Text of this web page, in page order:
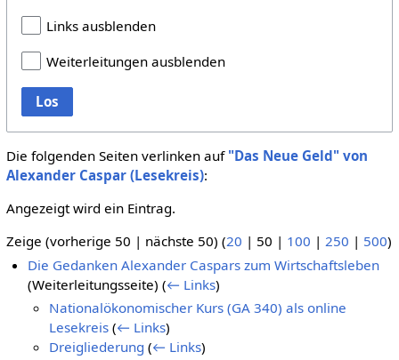
Links ausblenden
Weiterleitungen ausblenden
Los
Die folgenden Seiten verlinken auf "Das Neue Geld" von
Alexander Caspar (Lesekreis):
Angezeigt wird ein Eintrag.
Zeige (vorherige 50 | nächste 50) (20 | 50 | 100 | 250 | 500)
Die Gedanken Alexander Caspars zum Wirtschaftsleben
(Weiterleitungsseite)(← Links)
Nationalökonomischer Kurs (GA 340) als online
Lesekreis (← Links)
Dreigliederung (← Links)